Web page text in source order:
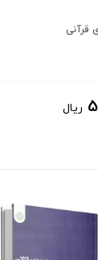
قرآنی
ریال